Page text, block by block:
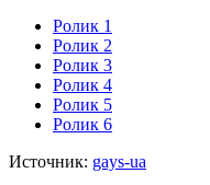
Ролик 1
Ролик 2
Ролик 3
Ролик 4
Ролик 5
Ролик 6
Источник: gays-ua